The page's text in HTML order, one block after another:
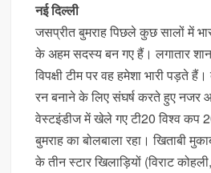
नई दिल्ली
जसप्रीत बुमराह पिछले कुछ सालों में
के अहम सदस्य बन गए हैं। लगातार
विपक्षी टीम पर वह हमेशा भारी पड़ते
रन बनाने के लिए संघर्ष करते हुए
वेस्टइंडीज में खेले गए टी20 विश्व कप
बुमराह का बोलबाला रहा। खिताबी
के तीन स्टार खिलाड़ियों (विराट कोहली,